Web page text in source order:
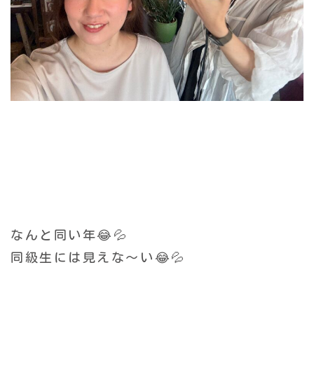
なんと同い年😂💦
同級生には見えな〜い😂💦